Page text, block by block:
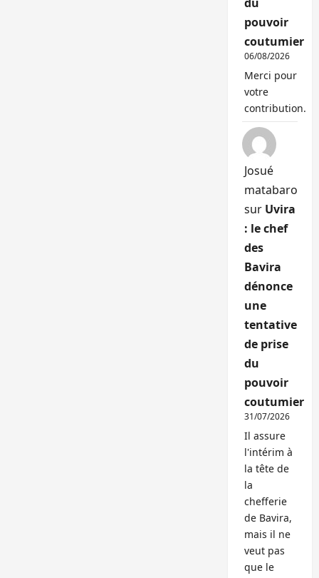
pouvoir
coutumier
06/08/2026
Merci pour
votre
contribution.
Josué
matabaro
sur Uvira
: le chef
des
Bavira
dénonce
une
tentative
de prise
du
pouvoir
coutumier
31/07/2026
Il assure
l'intérim à
la tête de
la
chefferie
de Bavira,
mais il ne
veut pas
que le